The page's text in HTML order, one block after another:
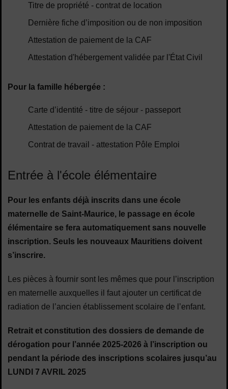
Titre de propriété - contrat de location
Dernière fiche d’imposition ou de non imposition
Attestation de paiement de la CAF
Attestation d'hébergement validée par l'État Civil
Pour la famille hébergée :
Carte d’identité - titre de séjour - passeport
Attestation de paiement de la CAF
Contrat de travail - attestation Pôle Emploi
Entrée à l'école élémentaire
Pour les enfants déjà inscrits dans une école
maternelle de Saint-Maurice, le passage en école
élémentaire se fera automatiquement sans nouvelle
inscription. Seuls les nouveaux Mauritiens doivent
s’inscrire.
Les pièces à fournir sont les mêmes que pour l’inscription
en maternelle auxquelles il faut ajouter un certificat de
radiation de l’ancien établissement scolaire de l’enfant.
Retrait et constitution des dossiers de demande de
dérogation pour l’année 2025-2026 à l’inscription ou
pendant la période des inscriptions scolaires jusqu’au
LUNDI 7 AVRIL 2025